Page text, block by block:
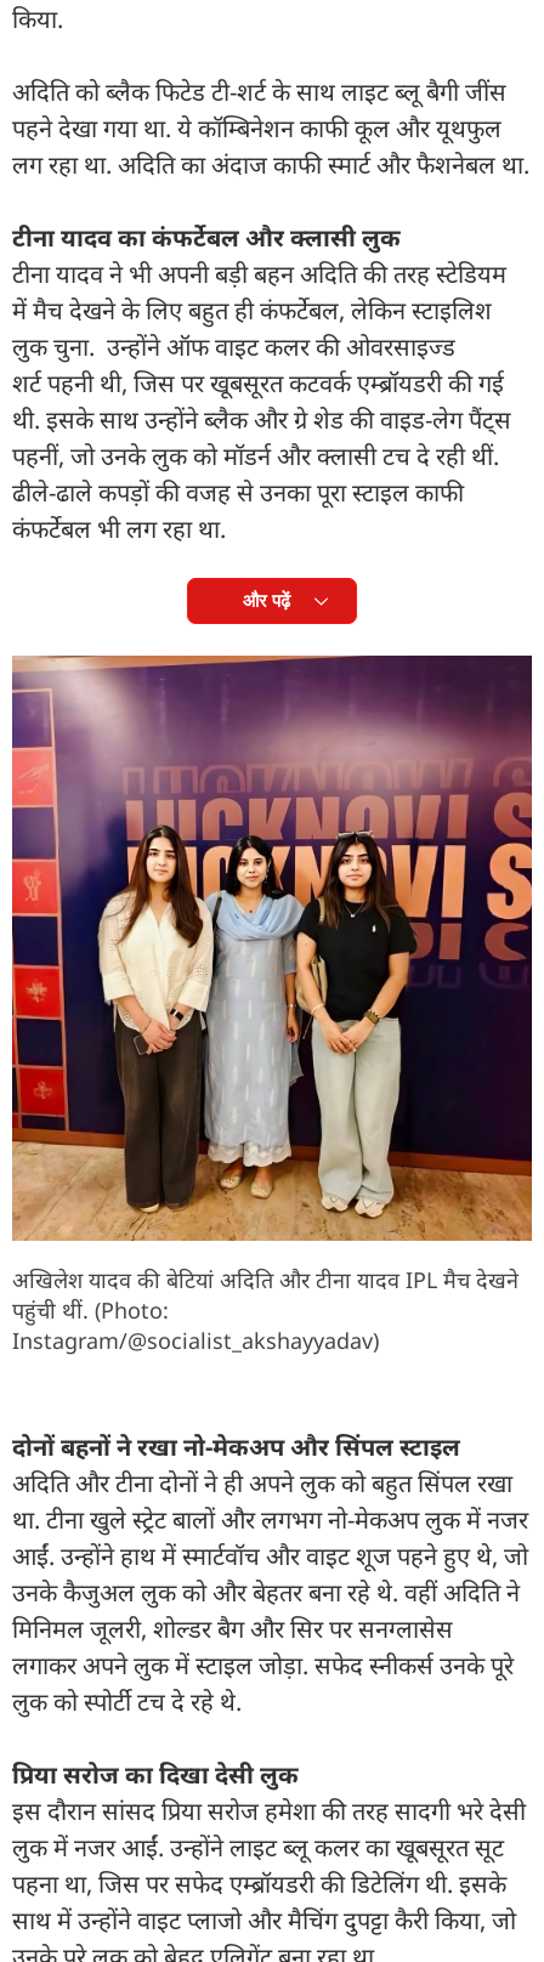
किया.
अदिति को ब्लैक फिटेड टी-शर्ट के साथ लाइट ब्लू बैगी जींस
पहने देखा गया था. ये कॉम्बिनेशन काफी कूल और यूथफुल
लग रहा था. अदिति का अंदाज काफी स्मार्ट और फैशनेबल था.
टीना यादव का कंफर्टेबल और क्लासी लुक
टीना यादव ने भी अपनी बड़ी बहन अदिति की तरह स्टेडियम
में मैच देखने के लिए बहुत ही कंफर्टेबल, लेकिन स्टाइलिश
लुक चुना. उन्होंने ऑफ वाइट कलर की ओवरसाइज्ड
शर्ट पहनी थी, जिस पर खूबसूरत कटवर्क एम्ब्रॉयडरी की गई
थी. इसके साथ उन्होंने ब्लैक और ग्रे शेड की वाइड-लेग पैंट्स
पहनीं, जो उनके लुक को मॉडर्न और क्लासी टच दे रही थीं.
ढीले-ढाले कपड़ों की वजह से उनका पूरा स्टाइल काफी
कंफर्टेबल भी लग रहा था.
और पढ़ें
अखिलेश यादव की बेटियां अदिति और टीना यादव IPL मैच देखने
पहुंची थीं. (Photo:
Instagram/@socialist_akshayyadav)
दोनों बहनों ने रखा नो-मेकअप और सिंपल स्टाइल
अदिति और टीना दोनों ने ही अपने लुक को बहुत सिंपल रखा
था. टीना खुले स्ट्रेट बालों और लगभग नो-मेकअप लुक में नजर
आईं. उन्होंने हाथ में स्मार्टवॉच और वाइट शूज पहने हुए थे, जो
उनके कैजुअल लुक को और बेहतर बना रहे थे. वहीं अदिति ने
मिनिमल जूलरी, शोल्डर बैग और सिर पर सनग्लासेस
लगाकर अपने लुक में स्टाइल जोड़ा. सफेद स्नीकर्स उनके पूरे
लुक को स्पोर्टी टच दे रहे थे.
प्रिया सरोज का दिखा देसी लुक
इस दौरान सांसद प्रिया सरोज हमेशा की तरह सादगी भरे देसी
लुक में नजर आईं. उन्होंने लाइट ब्लू कलर का खूबसूरत सूट
पहना था, जिस पर सफेद एम्ब्रॉयडरी की डिटेलिंग थी. इसके
साथ में उन्होंने वाइट प्लाजो और मैचिंग दुपट्टा कैरी किया, जो